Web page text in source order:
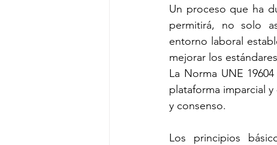
Un proceso que ha
permitirá, no solo
entorno laboral
mejorar los
La Norma UNE
plataforma imparcial
y consenso.
Los principios